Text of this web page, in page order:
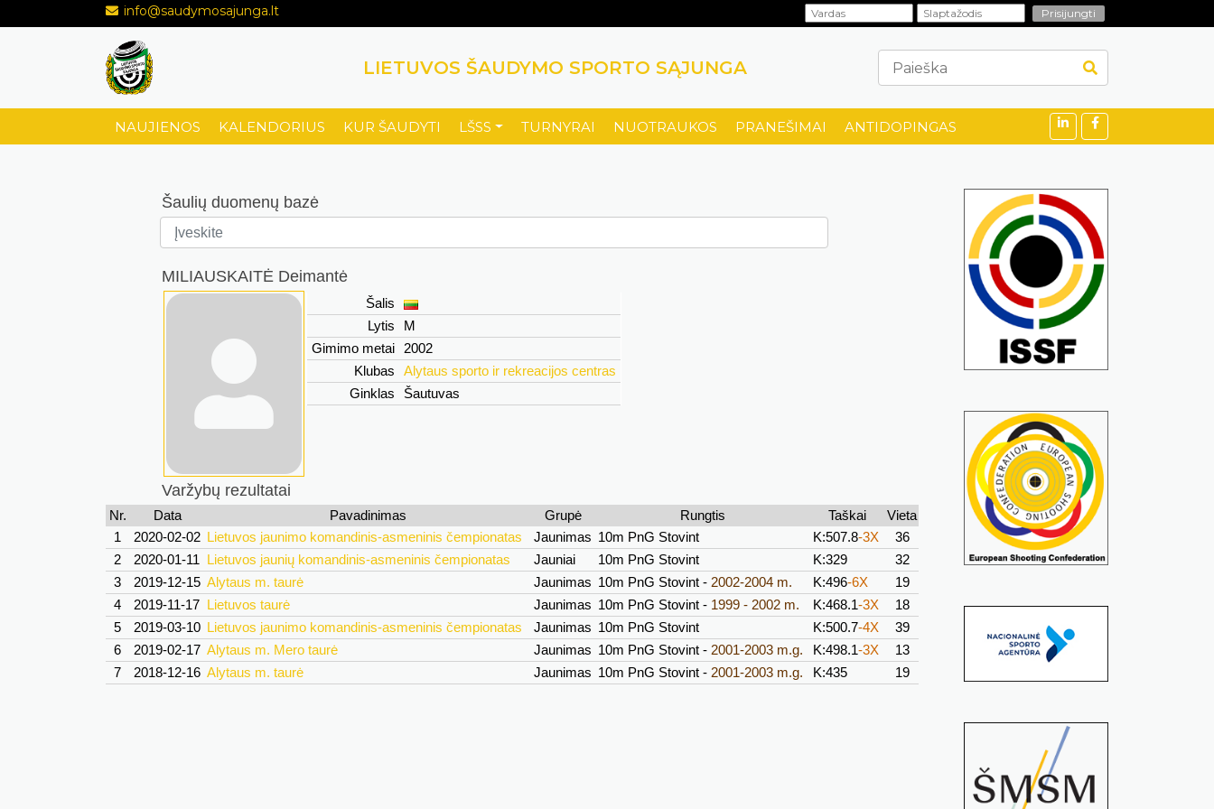
info@saudymosajunga.lt
LIETUVOS ŠAUDYMO SPORTO SĄJUNGA
NAUJIENOS KALENDORIUS KUR ŠAUDYTI LŠSS TURNYRAI NUOTRAUKOS PRANEŠIMAI ANTIDOPINGAS
Šaulių duomenų bazė
MILIAUSKAITĖ Deimantė
Šalis
Lytis
M
Gimimo metai
2002
Klubas
Alytaus sporto ir rekreacijos centras
Ginklas
Šautuvas
Varžybų rezultatai
Nr. Data Pavadinimas Grupė Rungtis Taškai
Vieta
1
2020-02-02 Lietuvos jaunimo komandinis-asmeninis čempionatas Jaunimas 10m PnG Stovint K:507.8-3X
36
2
2020-01-11 Lietuvos jaunių komandinis-asmeninis čempionatas Jauniai 10m PnG Stovint K:329
32
3
2019-12-15 Alytaus m. taurė Jaunimas 10m PnG Stovint - 2002-2004 m. K:496-6X
19
4
2019-11-17 Lietuvos taurė Jaunimas 10m PnG Stovint - 1999 - 2002 m. K:468.1-3X
18
5
2019-03-10 Lietuvos jaunimo komandinis-asmeninis čempionatas Jaunimas 10m PnG Stovint K:500.7-4X
39
6
2019-02-17 Alytaus m. Mero taurė Jaunimas 10m PnG Stovint - 2001-2003 m.g. K:498.1-3X
13
7
2018-12-16 Alytaus m. taurė Jaunimas 10m PnG Stovint - 2001-2003 m.g. K:435 19